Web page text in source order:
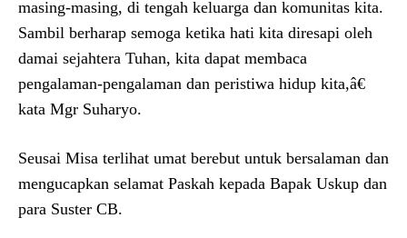
masing-masing, di tengah keluarga dan komunitas kita.
Sambil berharap semoga ketika hati kita diresapi oleh
damai sejahtera Tuhan, kita dapat membaca
pengalaman-pengalaman dan peristiwa hidup kita,â€
kata Mgr Suharyo.
Seusai Misa terlihat umat berebut untuk bersalaman dan
mengucapkan selamat Paskah kepada Bapak Uskup dan
para Suster CB.